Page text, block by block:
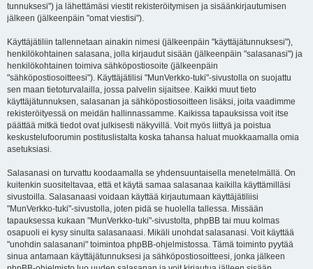
tunnuksesi") ja lähettämäsi viestit rekisteröitymisen ja sisäänkirjautumisen
jälkeen (jälkeenpäin "omat viestisi").
Käyttäjätiliin tallennetaan ainakin nimesi (jälkeenpäin "käyttäjätunnuksesi"),
henkilökohtainen salasana, jolla kirjaudut sisään (jälkeenpäin "salasanasi") ja
henkilökohtainen toimiva sähköpostiosoite (jälkeenpäin
"sähköpostiosoitteesi"). Käyttäjätilisi "MunVerkko-tuki"-sivustolla on suojattu
sen maan tietoturvalailla, jossa palvelin sijaitsee. Kaikki muut tieto
käyttäjätunnuksen, salasanan ja sähköpostiosoitteen lisäksi, joita vaadimme
rekisteröityessä on meidän hallinnassamme. Kaikissa tapauksissa voit itse
päättää mitkä tiedot ovat julkisesti näkyvillä. Voit myös liittyä ja poistua
keskustelufoorumin postituslistalta koska tahansa haluat muokkaamalla omia
asetuksiasi.
Salasanasi on turvattu koodaamalla se yhdensuuntaisella menetelmällä. On
kuitenkin suositeltavaa, että et käytä samaa salasanaa kaikilla käyttämilläsi
sivustoilla. Salasanaasi voidaan käyttää kirjautumaan käyttäjätiliisi
"MunVerkko-tuki"-sivustolla, joten pidä se huolella tallessa. Missään
tapauksessa kukaan "MunVerkko-tuki"-sivustolta, phpBB tai muu kolmas
osapuoli ei kysy sinulta salasanaasi. Mikäli unohdat salasanasi. Voit käyttää
"unohdin salasanani" toimintoa phpBB-ohjelmistossa. Tämä toiminto pyytää
sinua antamaan käyttäjätunnuksesi ja sähköpostiosoitteesi, jonka jälkeen